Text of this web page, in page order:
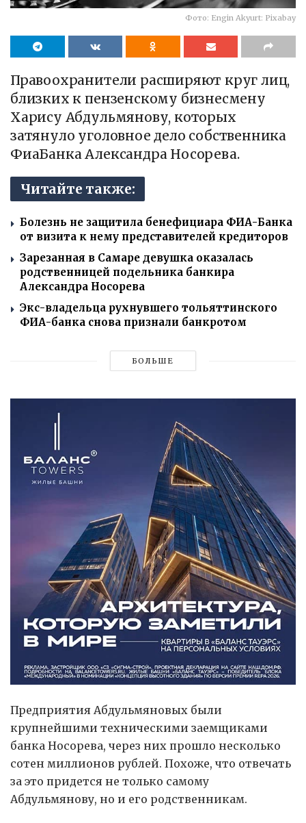
Фото: Engin Akyurt: Pixabay
Правоохранители расширяют круг лиц,
близких к пензенскому бизнесмену
Харису Абдульмянову, которых
затянуло уголовное дело собственника
ФиаБанка Александра Носорева.
Читайте также:
Болезнь не защитила бенефициара ФИА-Банка
от визита к нему представителей кредиторов
Зарезанная в Самаре девушка оказалась
родственницей подельника банкира
Александра Носорева
Экс-владельца рухнувшего тольяттинского
ФИА-банка снова признали банкротом
БОЛЬШЕ
Предприятия Абдульмяновых были
крупнейшими техническими заемщиками
банка Носорева, через них прошло несколько
сотен миллионов рублей. Похоже, что отвечать
за это придется не только самому
Абдульмянову, но и его родственникам.